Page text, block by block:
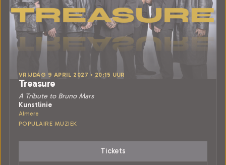
VRIJDAG 9 APRIL 2027 • 20:15 UUR
Treasure
A Tribute to Bruno Mars
Kunstlinie
Almere
POPULAIRE MUZIEK
Tickets